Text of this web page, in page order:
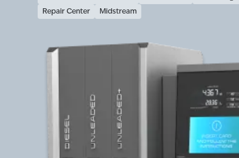
Repair Center
Midstream